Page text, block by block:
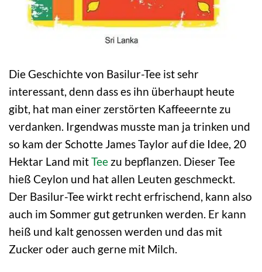
Die Geschichte von Basilur-Tee ist sehr
interessant, denn dass es ihn überhaupt heute
gibt, hat man einer zerstörten Kaffeeernte zu
verdanken. Irgendwas musste man ja trinken und
so kam der Schotte James Taylor auf die Idee, 20
Hektar Land mitTee zu bepflanzen. Dieser Tee
hieß Ceylon und hat allen Leuten geschmeckt.
Der Basilur-Tee wirkt recht erfrischend, kann also
auch im Sommer gut getrunken werden. Er kann
heiß und kalt genossen werden und das mit
Zucker oder auch gerne mit Milch.